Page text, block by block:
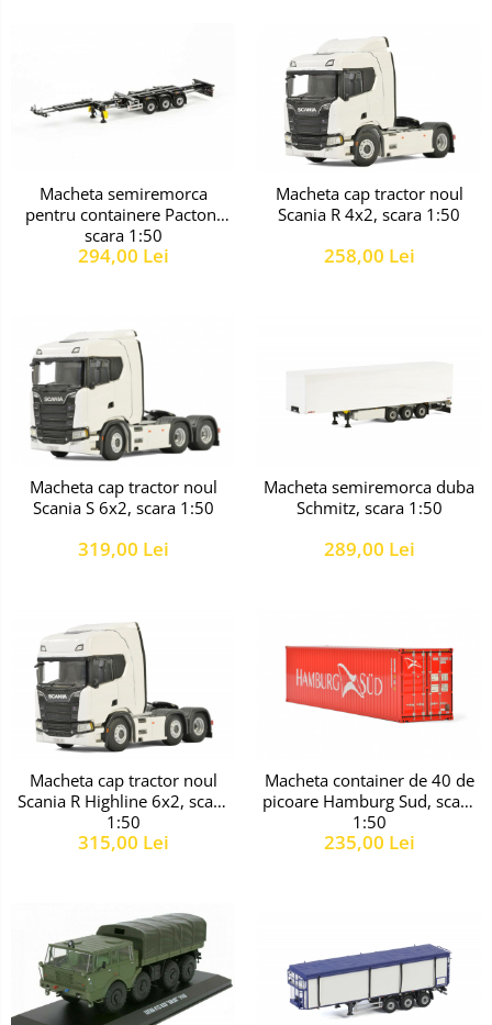
Macheta semiremorca
pentru containere Pacton,
scara 1:50
294,00 Lei
Macheta cap tractor noul
Scania R 4x2, scara 1:50
258,00 Lei
Macheta cap tractor noul
Scania S 6x2, scara 1:50
319,00 Lei
Macheta semiremorca duba
Schmitz, scara 1:50
289,00 Lei
Macheta cap tractor noul
Scania R Highline 6x2, scara
1:50
315,00 Lei
Macheta container de 40 de
picoare Hamburg Sud, scara
1:50
235,00 Lei